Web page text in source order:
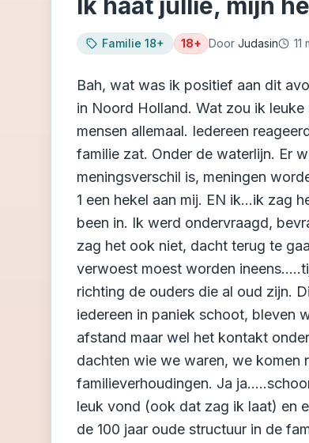
Familie 18+ 18+ Door Judasin 11
Bah, wat was ik positief aan dit
in Noord Holland. Wat zou ik
mensen allemaal. Iedereen
familie zat. Onder de waterlijn. Er
meningsverschil is, meningen
1 een hekel aan mij. EN ik...ik zag
been in. Ik werd ondervraagd,
zag het ook niet, dacht terug te
verwoest moest worden
richting de ouders die al oud zijn.
iedereen in paniek schoot, bleven
afstand maar wel het kontakt
dachten wie we waren, we komen
familieverhoudingen. Ja
leuk vond (ook dat zag ik laat) en
de 100 jaar oude structuur in de